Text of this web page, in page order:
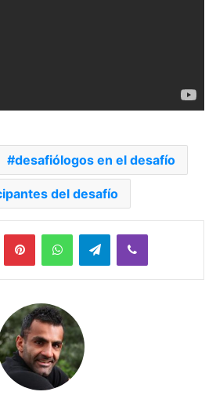
desafiólogos en el desafío
del desafío
PinterestWhatsAppTelegramViber